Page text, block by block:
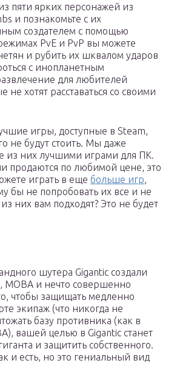
пяти ярких персонажей из
и познакомьте с их
создателем с помощью
PvE и PvP вы можете
и рубить их шквалом ударов
с инопланетным
для любителей
не хотят расставаться со своими
игры, доступные в Steam,
не будут стоить. Мы даже
из них лучшими играми для ПК.
продаются по любимой цене, это
играть в еще больше игр,
бы не попробовать их все и не
них вам подходят? Это не будет
шутера Gigantic создали
MOBA и нечто совершенно
чтобы защищать медленно
экипаж (что никогда не
базу противника (как в
вашей целью в Gigantic станет
и защитить собственного.
и есть, но это гениальный вид